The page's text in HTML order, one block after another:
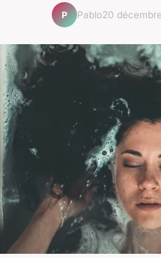
P Pablo20